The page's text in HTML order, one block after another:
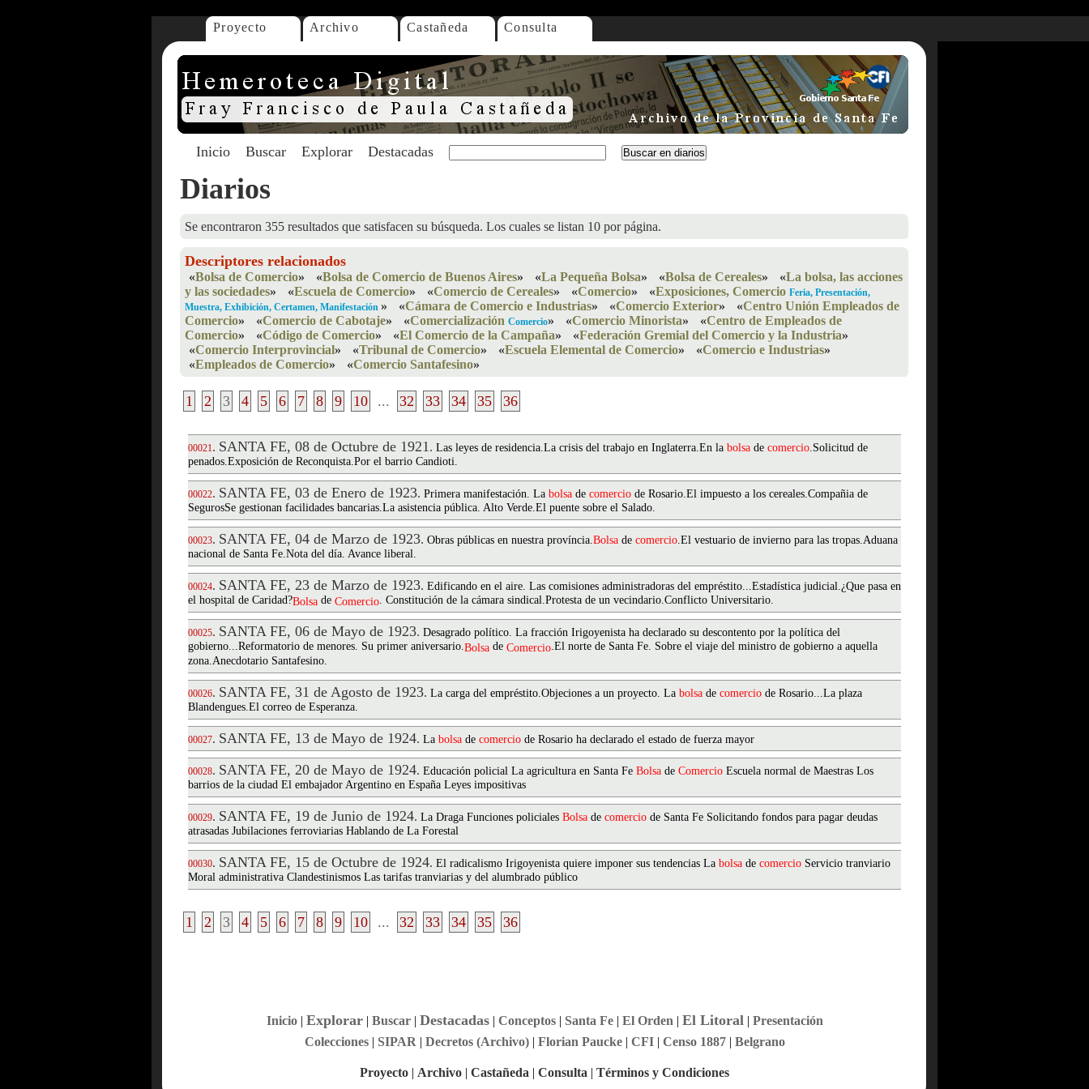
Proyecto Archivo Castañeda Consulta
Inicio Buscar Explorar Destacadas
Diarios
Se encontraron 355 resultados que satisfacen su búsqueda. Los cuales se listan 10 por página.
Descriptores relacionados
«Bolsa de Comercio» «Bolsa de Comercio de Buenos Aires» «La Pequeña Bolsa» «Bolsa de Cereales» «La bolsa, las acciones
y las sociedades» «Escuela de Comercio» «Comercio de Cereales» «Comercio» «Exposiciones, Comercio Feria, Presentación,
Muestra, Exhibición, Certamen, Manifestación » «Cámara de Comercio e Industrias» «Comercio Exterior» «Centro Unión Empleados de
Comercio» «Comercio de Cabotaje» «Comercialización Comercio» «Comercio Minorista» «Centro de Empleados de
Comercio» «Código de Comercio» «El Comercio de la Campaña» «Federación Gremial del Comercio y la Industria»
«Comercio Interprovincial» «Tribunal de Comercio» «Escuela Elemental de Comercio» «Comercio e Industrias»
«Empleados de Comercio» «Comercio Santafesino»
1 2 3 4 5 6 7 8 9 10 ... 32 33 34 35 36
00021. SANTA FE, 08 de Octubre de 1921. Las leyes de residencia.La crisis del trabajo en Inglaterra.En la bolsa de comercio.Solicitud de
penados.Exposición de Reconquista.Por el barrio Candioti.
00022. SANTA FE, 03 de Enero de 1923. Primera manifestación. La bolsa de comercio de Rosario.El impuesto a los cereales.Compañia de
SegurosSe gestionan facilidades bancarias.La asistencia pública. Alto Verde.El puente sobre el Salado.
00023. SANTA FE, 04 de Marzo de 1923. Obras públicas en nuestra província.Bolsa de comercio.El vestuario de invierno para las tropas.Aduana
nacional de Santa Fe.Nota del día. Avance liberal.
00024. SANTA FE, 23 de Marzo de 1923. Edificando en el aire. Las comisiones administradoras del empréstito...Estadística judicial.¿Que pasa en
el hospital de Caridad?Bolsa de Comercio. Constitución de la cámara sindical.Protesta de un vecindario.Conflicto Universitario.
00025. SANTA FE, 06 de Mayo de 1923. Desagrado político. La fracción Irigoyenista ha declarado su descontento por la política del
gobierno...Reformatorio de menores. Su primer aniversario.Bolsa de Comercio.El norte de Santa Fe. Sobre el viaje del ministro de gobierno a aquella
zona.Anecdotario Santafesino.
00026. SANTA FE, 31 de Agosto de 1923. La carga del empréstito.Objeciones a un proyecto. La bolsa de comercio de Rosario...La plaza
Blandengues.El correo de Esperanza.
00027. SANTA FE, 13 de Mayo de 1924. La bolsa de comercio de Rosario ha declarado el estado de fuerza mayor
00028. SANTA FE, 20 de Mayo de 1924. Educación policial La agricultura en Santa Fe Bolsa de Comercio Escuela normal de Maestras Los
barrios de la ciudad El embajador Argentino en España Leyes impositivas
00029. SANTA FE, 19 de Junio de 1924. La Draga Funciones policiales Bolsa de comercio de Santa Fe Solicitando fondos para pagar deudas
atrasadas Jubilaciones ferroviarias Hablando de La Forestal
00030. SANTA FE, 15 de Octubre de 1924. El radicalismo Irigoyenista quiere imponer sus tendencias La bolsa de comercio Servicio tranviario
Moral administrativa Clandestinismos Las tarifas tranviarias y del alumbrado público
1 2 3 4 5 6 7 8 9 10 ... 32 33 34 35 36
Inicio| Explorar| Buscar| Destacadas| Conceptos| Santa Fe| El Orden | El Litoral | Presentación
Colecciones| SIPAR | Decretos (Archivo)| Florian Paucke| CFI| Censo 1887| Belgrano
Proyecto | Archivo | Castañeda | Consulta | Términos y Condiciones